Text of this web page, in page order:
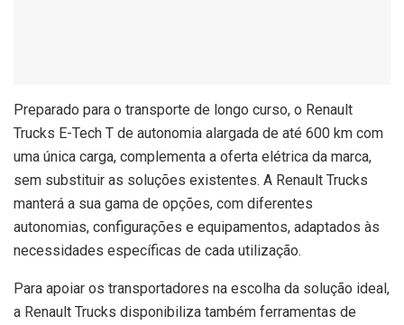
Preparado para o transporte de longo curso, o Renault
Trucks E-Tech T de autonomia alargada de até 600 km com
uma única carga, complementa a oferta elétrica da marca,
sem substituir as soluções existentes. A Renault Trucks
manterá a sua gama de opções, com diferentes
autonomias, configurações e equipamentos, adaptados às
necessidades específicas de cada utilização.
Para apoiar os transportadores na escolha da solução ideal,
a Renault Trucks disponibiliza também ferramentas de